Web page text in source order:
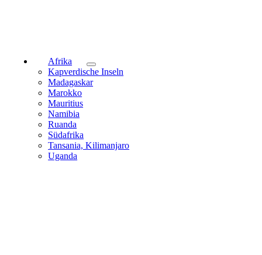
Afrika
Kapverdische Inseln
Madagaskar
Marokko
Mauritius
Namibia
Ruanda
Südafrika
Tansania, Kilimanjaro
Uganda